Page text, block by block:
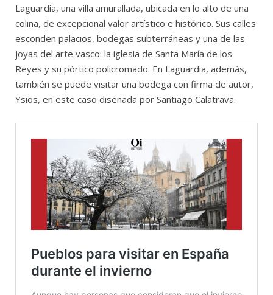
Laguardia, una villa amurallada, ubicada en lo alto de una
colina, de excepcional valor artístico e histórico. Sus calles
esconden palacios, bodegas subterráneas y una de las
joyas del arte vasco: la iglesia de Santa María de los
Reyes y su pórtico policromado. En Laguardia, además,
también se puede visitar una bodega con firma de autor,
Ysios, en este caso diseñada por Santiago Calatrava.